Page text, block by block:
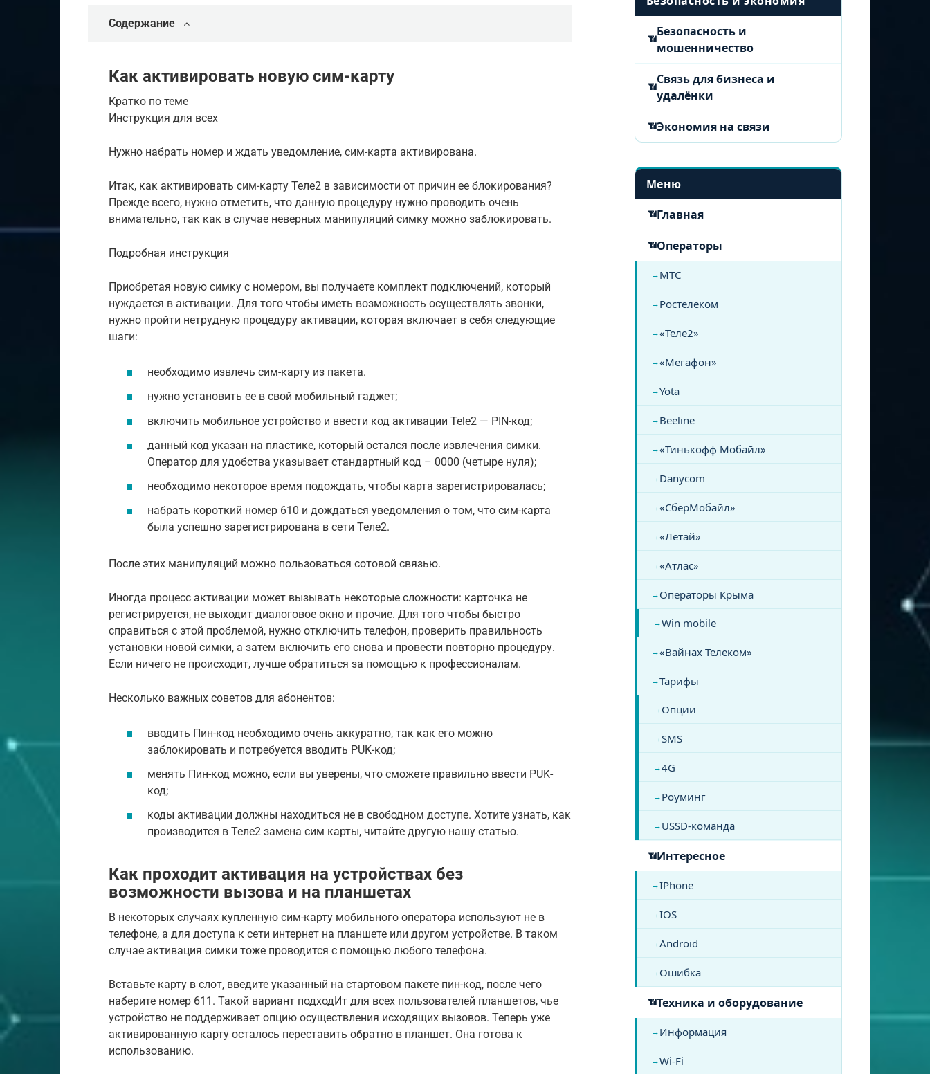
Содержание
Как активировать новую сим-карту
Кратко по теме
Инструкция для всех
Нужно набрать номер и ждать уведомление, сим-карта активирована.
Итак, как активировать сим-карту Теле2 в зависимости от причин ее блокирования?
Прежде всего, нужно отметить, что данную процедуру нужно проводить очень
внимательно, так как в случае неверных манипуляций симку можно заблокировать.
Подробная инструкция
Приобретая новую симку с номером, вы получаете комплект подключений, который
нуждается в активации. Для того чтобы иметь возможность осуществлять звонки,
нужно пройти нетрудную процедуру активации, которая включает в себя следующие
шаги:
необходимо извлечь сим-карту из пакета.
нужно установить ее в свой мобильный гаджет;
включить мобильное устройство и ввести код активации Tele2 — PIN-код;
данный код указан на пластике, который остался после извлечения симки.
Оператор для удобства указывает стандартный код – 0000 (четыре нуля);
необходимо некоторое время подождать, чтобы карта зарегистрировалась;
набрать короткий номер 610 и дождаться уведомления о том, что сим-карта
была успешно зарегистрирована в сети Теле2.
После этих манипуляций можно пользоваться сотовой связью.
Иногда процесс активации может вызывать некоторые сложности: карточка не
регистрируется, не выходит диалоговое окно и прочие. Для того чтобы быстро
справиться с этой проблемой, нужно отключить телефон, проверить правильность
установки новой симки, а затем включить его снова и провести повторно процедуру.
Если ничего не происходит, лучше обратиться за помощью к профессионалам.
Несколько важных советов для абонентов:
вводить Пин-код необходимо очень аккуратно, так как его можно
заблокировать и потребуется вводить PUK-код;
менять Пин-код можно, если вы уверены, что сможете правильно ввести PUK-
код;
коды активации должны находиться не в свободном доступе. Хотите узнать, как
производится в Теле2 замена сим карты, читайте другую нашу статью.
Как проходит активация на устройствах без
возможности вызова и на планшетах
В некоторых случаях купленную сим-карту мобильного оператора используют не в
телефоне, а для доступа к сети интернет на планшете или другом устройстве. В таком
случае активация симки тоже проводится с помощью любого телефона.
Вставьте карту в слот, введите указанный на стартовом пакете пин-код, после чего
наберите номер 611. Такой вариант подходИт для всех пользователей планшетов, чье
устройство не поддерживает опцию осуществления исходящих вызовов. Теперь уже
активированную карту осталось переставить обратно в планшет. Она готова к
использованию.
Безопасность и
мошенничество
Связь для бизнеса и
удалёнки
Экономия на связи
Меню
Главная
Операторы
МТС
Ростелеком
«Теле2»
«Мегафон»
Yota
Beeline
«Тинькофф Мобайл»
Danycom
«СберМобайл»
«Летай»
«Атлас»
Операторы Крыма
Win mobile
«Вайнах Телеком»
Тарифы
Опции
SMS
4G
Роуминг
USSD-команда
Интересное
IPhone
IOS
Android
Ошибка
Техника и оборудование
Информация
Wi-Fi